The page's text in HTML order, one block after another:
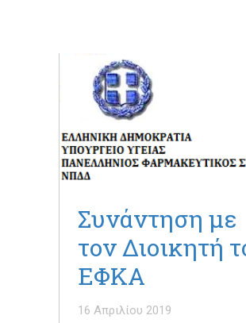
Συνάντηση με
τον Διοικητή
ΕΦΚΑ
16 Απριλίου 2019